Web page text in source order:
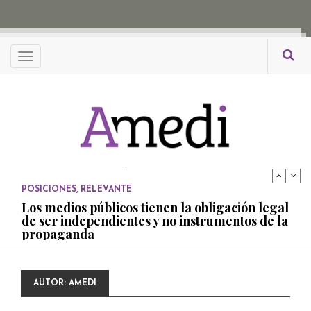
Menu
RELEVANTE
Los medios públicos tienen la obligación legal
de ser independientes y no instrumentos de la
propaganda
POSICIONES
Consejos ciudadanos e IFT deben garantizar
independencia editorial de medios públicos
PUBLICADO EL 5 ENERO, 2023
Amedi condena atentado contra Ciro Gómez
AUTOR: AMEDI